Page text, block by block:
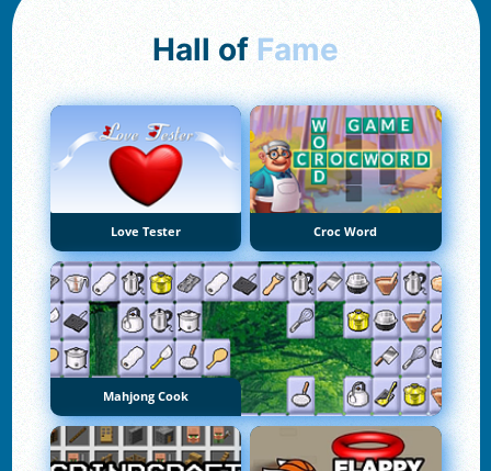
Hall of Fame
Love Tester Croc Word
Mahjong Cook